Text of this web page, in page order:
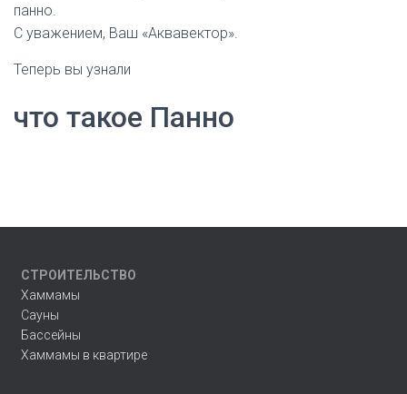
панно.
С уважением, Ваш «Аквавектор».
Теперь вы узнали
что такое Панно
СТРОИТЕЛЬСТВО
Хаммамы
Сауны
Бассейны
Хаммамы в квартире